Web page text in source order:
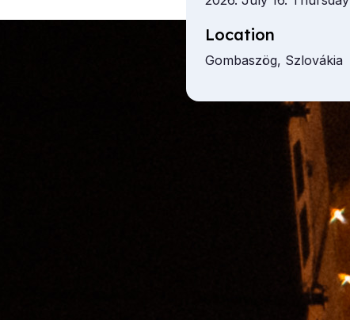
Location
Gombaszög, Szlovákia